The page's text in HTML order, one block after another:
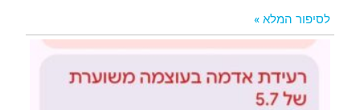
לסיפור המלא »